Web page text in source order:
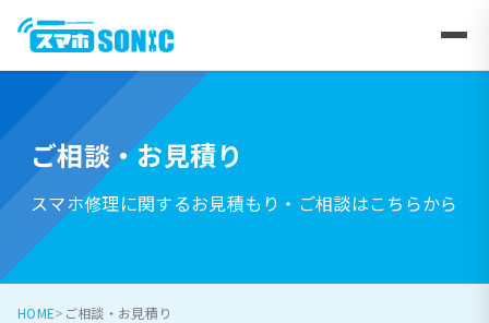
ご相談・お見積り
スマホ修理に関するお見積もり・ご相談はこちらから
HOME ご相談・お見積り